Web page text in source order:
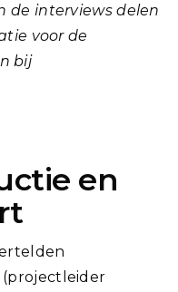
de interviews delen
voor de
bij
en